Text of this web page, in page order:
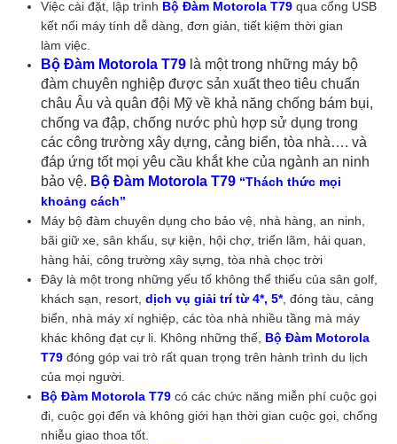
Việc cài đặt, lập trình Bộ Đàm Motorola T79 qua cổng USB
kết nối máy tính dễ dàng, đơn giản, tiết kiệm thời gian
làm việc.
Bộ Đàm Motorola T79 là một trong những máy bộ
đàm chuyên nghiệp được sản xuất theo tiêu chuẩn
châu Âu và quân đội Mỹ về khả năng chống bám bụi,
chống va đập, chống nước phù hợp sử dụng trong
các công trường xây dựng, cảng biển, tòa nhà…. và
đáp ứng tốt mọi yêu cầu khắt khe của ngành an ninh
bảo vệ. Bộ Đàm Motorola T79 “Thách thức mọi
khoảng cách”
Máy bộ đàm chuyên dụng cho bảo vệ, nhà hàng, an ninh,
bãi giữ xe, sân khấu, sự kiện, hội chợ, triển lãm, hải quan,
hàng hải, công trường xây sựng, tòa nhà chọc trời
Đây là một trong những yếu tố không thể thiếu của sân golf,
khách sạn, resort, dịch vụ giải trí từ 4*, 5*, đóng tàu, cảng
biển, nhà máy xí nghiệp, các tòa nhà nhiều tầng mà máy
khác không đạt cự li. Không những thế, Bộ Đàm Motorola
T79 đóng góp vai trò rất quan trọng trên hành trình du lịch
của mọi người.
Bộ Đàm Motorola T79 có các chức năng miễn phí cuộc gọi
đi, cuộc gọi đến và không giới hạn thời gian cuộc gọi, chống
nhiễu giao thoa tốt.